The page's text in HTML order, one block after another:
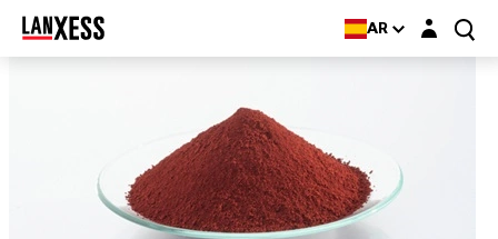
AR Login layer